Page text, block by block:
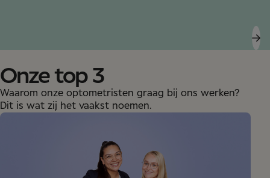
Onze top 3
Waarom onze optometristen graag bij ons werken?
Dit is wat zij het vaakst noemen.